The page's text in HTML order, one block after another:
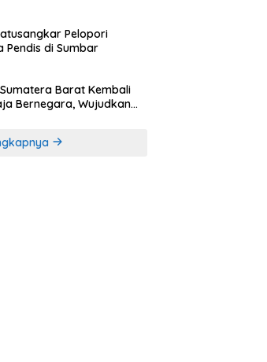
Pelopori
Pendis di Sumbar
Barat Kembali
Bernegara, Wujudkan